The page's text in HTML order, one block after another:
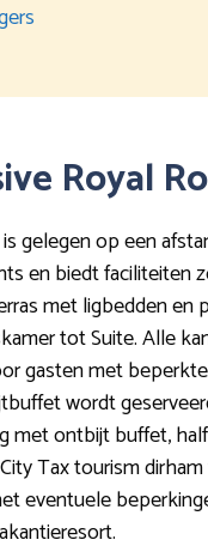
Royal
gelegen op een
en biedt faciliteiten
met ligbedden en
tot Suite. Alle
gasten met
wordt
met ontbijt buffet,
Tax tourism
eventuele